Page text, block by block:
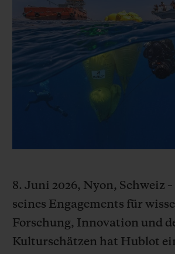
8. Juni 2026, Nyon, Schweiz
seines Engagements für
Forschung, Innovation und
Kulturschätzen hat Hublot
COLORED CERAMIC
BIG BANG
PEACH
KOSTENLOSE LIEFERUNG &
SICHERE BEZAHLUNG